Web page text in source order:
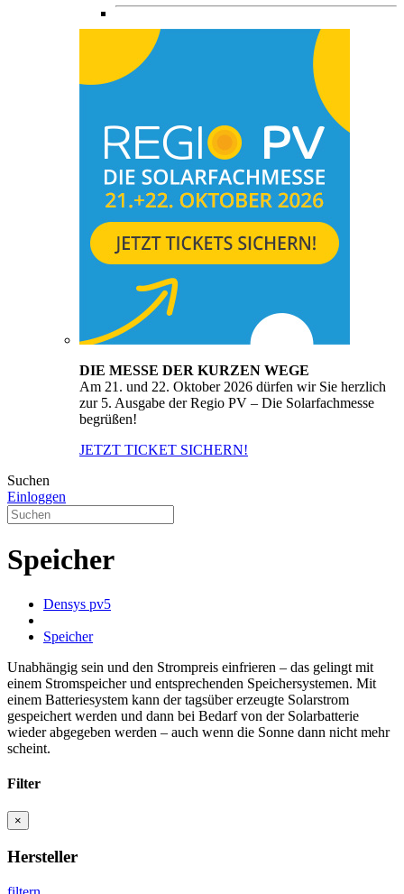
DIE MESSE DER KURZEN WEGE
Am 21. und 22. Oktober 2026 dürfen wir Sie herzlich
zur 5. Ausgabe der Regio PV – Die Solarfachmesse
begrüßen!
JETZT TICKET SICHERN!
Suchen
Einloggen
Speicher
Densys pv5
Speicher
Unabhängig sein und den Strompreis einfrieren – das gelingt mit
einem Stromspeicher und entsprechenden Speichersystemen. Mit
einem Batteriesystem kann der tagsüber erzeugte Solarstrom
gespeichert werden und dann bei Bedarf von der Solarbatterie
wieder abgegeben werden – auch wenn die Sonne dann nicht mehr
scheint.
Filter
×
Hersteller